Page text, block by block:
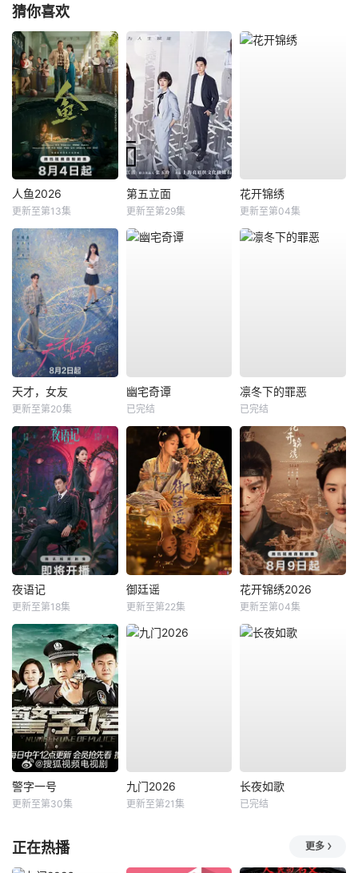
猜你喜欢
人鱼2026
更新至第13集
第五立面
更新至第29集
花开锦绣
更新至第04集
天才，女友
更新至第20集
幽宅奇谭
已完结
凛冬下的罪恶
已完结
夜语记
更新至第18集
御廷谣
更新至第22集
花开锦绣2026
更新至第04集
警字一号
更新至第30集
九门2026
更新至第21集
长夜如歌
已完结
正在热播 更多